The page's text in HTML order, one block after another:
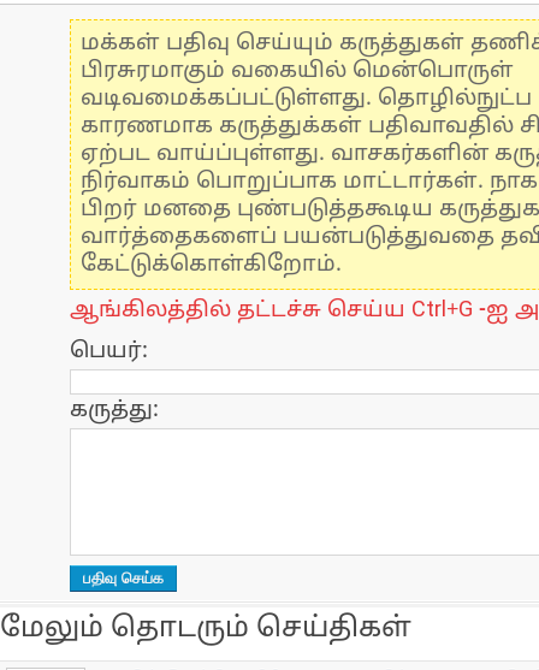
மக்கள் பதிவு செய்யும் கருத்துகள்
பிரசுரமாகும் வகையில் மென்பொருள்
வடிவமைக்கப்பட்டுள்ளது.
காரணமாக கருத்துக்கள் பதிவாவதில்
ஏற்பட வாய்ப்புள்ளது. வாசகர்களின்
நிர்வாகம் பொறுப்பாக மாட்டார்கள்.
பிறர் மனதை புண்படுத்தகூடிய
வார்த்தைகளைப் பயன்படுத்துவதை
கேட்டுக்கொள்கிறோம்.
ஆங்கிலத்தில் தட்டச்சு செய்ய Ctrl+G -ஐ
பெயர்:
கருத்து:
மேலும் தொடரும் செய்திகள்